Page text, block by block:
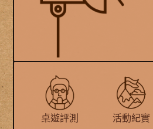
桌遊評測 活動紀實